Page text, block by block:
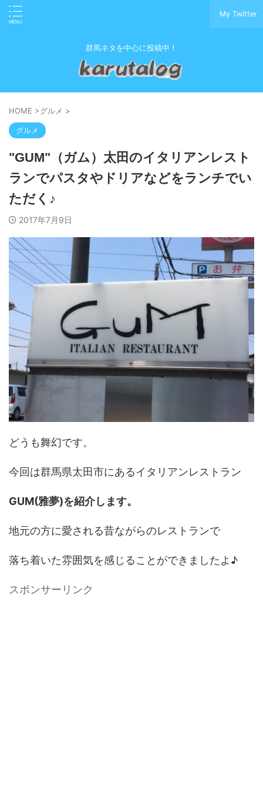
My Twitter
群馬ネタを中心に投稿中！
HOME >グルメ >
グルメ
"GUM"（ガム）太田のイタリアンレスト
ランでパスタやドリアなどをランチでい
ただく♪
2017年7月9日
どうも舞幻です。
今回は群馬県太田市にあるイタリアンレストラン
GUM(雅夢)を紹介します。
地元の方に愛される昔ながらのレストランで
落ち着いた雰囲気を感じることができましたよ♪
スポンサーリンク